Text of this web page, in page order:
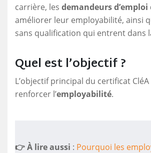
carrière, les demandeurs d’emploi
améliorer leur employabilité, ainsi
sans qualification qui entrent dans
Quel est l’objectif ?
L’objectif principal du certificat
renforcer l’employabilité.
👉 À lire aussi : Pourquoi les